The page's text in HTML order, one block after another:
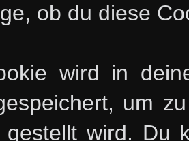
ob du diese
wird in
um
gestellt wird. Du